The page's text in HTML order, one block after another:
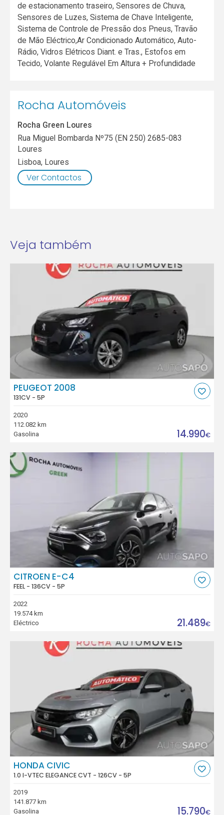
de estacionamento traseiro, Sensores de Chuva,
Sensores de Luzes, Sistema de Chave Inteligente,
Sistema de Controle de Pressão dos Pneus, Travão
de Mão Eléctrico,Ar Condicionado Automático, Auto-
Rádio, Vidros Elétricos Diant. e Tras., Estofos em
Tecido, Volante Regulável Em Altura + Profundidade
Rocha Automóveis
Rocha Green Loures
Rua Miguel Bombarda Nº75 (EN 250) 2685-083
Loures
Lisboa, Loures
Ver Contactos
Veja também
PEUGEOT 2008
131CV - 5P
2020
112.082 km
Gasolina
14.990€
CITROEN E-C4
FEEL - 136CV - 5P
2022
19.574 km
Eléctrico
21.489€
HONDA CIVIC
1.0 I-VTEC ELEGANCE CVT - 126CV - 5P
2019
141.877 km
Gasolina
15.790€